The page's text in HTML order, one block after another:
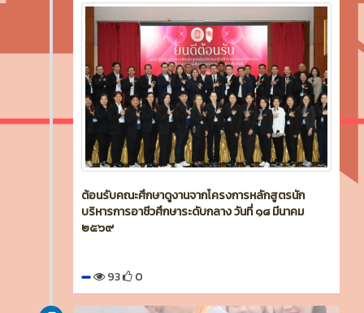
ต้อนรับคณะศึกษาดูงานจากโครงการหลักสูตรนัก
บริหารการอาชีวศึกษาระดับกลาง วันที่ ๑๘ มีนาคม
๒๕๖๙
93 0